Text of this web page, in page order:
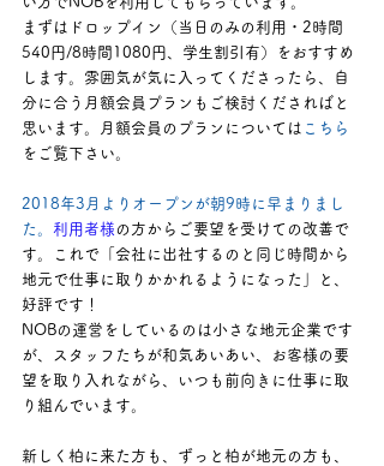
まずはドロップイン（当日のみの利用・2時間
540円/8時間1080円、学生割引有）をおすすめ
します。雰囲気が気に入ってくださったら、自
分に合う月額会員プランもご検討くださればと
思います。月額会員のプランについては こちら
をご覧下さい。
2018年3月よりオープンが朝9時に早まりまし
た 。 利用者様の方からご要望を受けての改善で
す。これで「会社に出社するのと同じ時間から
地元で仕事に取りかかれるようになった」と、
好評です！
NOBの運営をしているのは小さな地元企業です
が、スタッフたちが和気あいあい、お客様の要
望を取り入れながら、いつも前向きに仕事に取
り組んでいます。
新しく柏に来た方も、ずっと柏が地元の方も、